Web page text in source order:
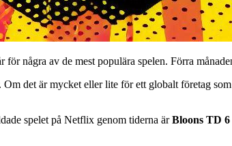
några av de mest populära spelen. Förra
det är mycket eller lite för ett globalt företag
spelet på Netflix genom tiderna ärBloons TD 6